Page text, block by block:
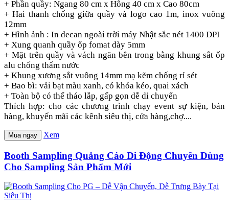
+ Phần quầy: Ngang 80 cm x Hông 40 cm x Cao 80cm
+ Hai thanh chống giữa quầy và logo cao 1m, inox vuông
12mm
+ Hình ảnh : In decan ngoài trời máy Nhật sắc nét 1400 DPI
+ Xung quanh quầy ốp fomat dày 5mm
+ Mặt trên quầy và vách ngăn bên trong bằng khung sắt ốp
alu chống thấm nước
+ Khung xương sắt vuông 14mm mạ kẽm chống rỉ sét
+ Bao bì: vải bạt màu xanh, có khóa kéo, quai xách
+ Toàn bộ có thể tháo lắp, gấp gọn dễ di chuyển
Thích hợp: cho các chương trình chạy event sự kiện, bán
hàng, khuyến mãi các kênh siêu thị, cửa hàng,chợ....
Mua ngay Xem
Booth Sampling Quảng Cáo Di Động Chuyên Dùng
Cho Sampling Sản Phẩm Mới